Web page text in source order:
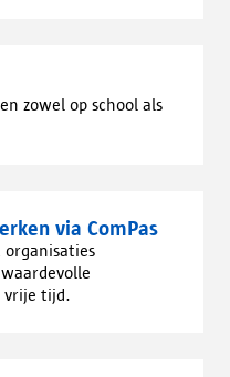
zowel op school als
via ComPas
organisaties
vrije tijd.